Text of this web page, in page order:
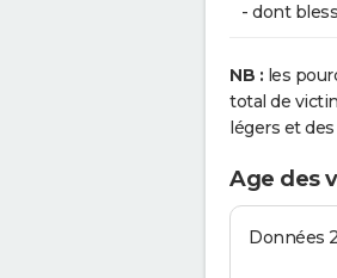
- dont
NB : les
total de
légers et
Age des
Données